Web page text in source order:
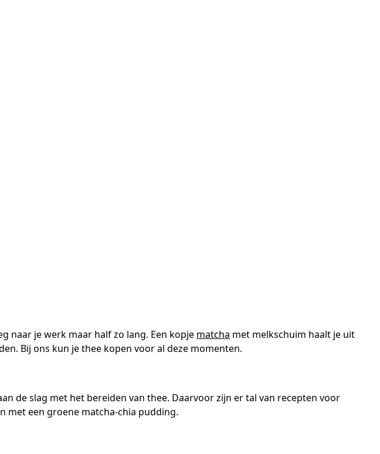
naar je werk maar half zo lang. Een kopje matcha met melkschuim haalt je uit
Bij ons kun je thee kopen voor al deze momenten.
de slag met het bereiden van thee. Daarvoor zijn er tal van recepten voor
met een groene matcha-chia pudding.